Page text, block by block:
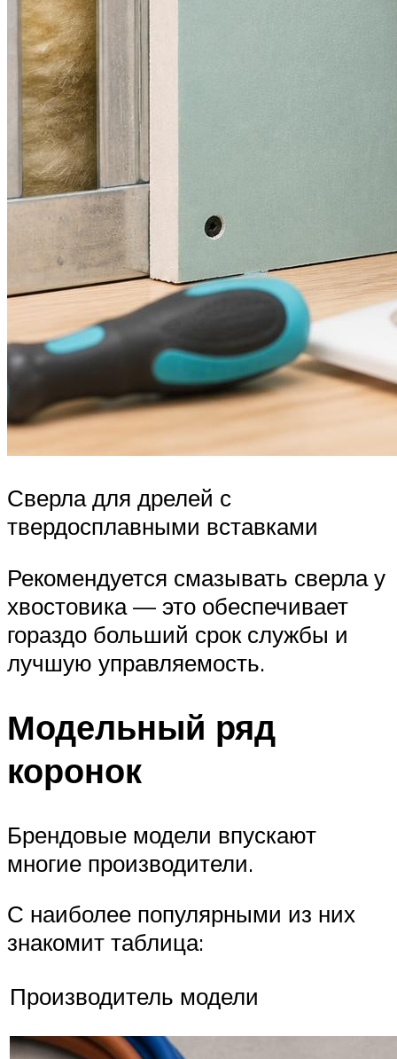
Сверла для дрелей с
твердосплавными вставками
Рекомендуется смазывать сверла у
хвостовика — это обеспечивает
гораздо больший срок службы и
лучшую управляемость.
Модельный ряд
коронок
Брендовые модели впускают
многие производители.
С наиболее популярными из них
знакомит таблица:
Производитель модели